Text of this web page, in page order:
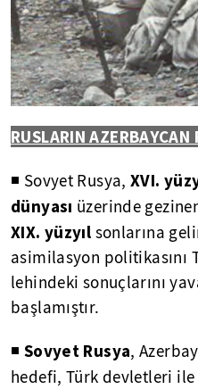
RUSLARIN
◾ Sovyet Rusya,XVI.
dünyası üzerinde
XIX. yüzyıl sonlarına
asimilasyon politikasını
lehindeki sonuçlarını
başlamıştır.
◾ Sovyet Rusya,
hedefi, Türk devletleri ile